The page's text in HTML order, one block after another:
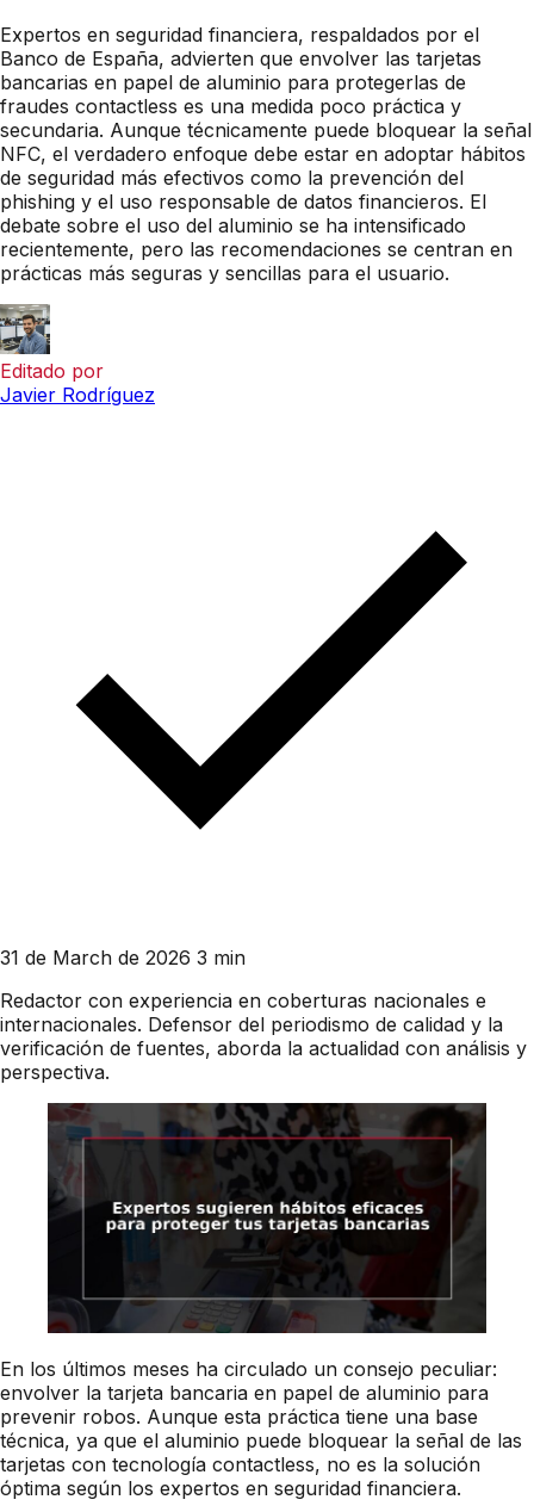
Expertos en seguridad financiera, respaldados por el
Banco de España, advierten que envolver las tarjetas
bancarias en papel de aluminio para protegerlas de
fraudes contactless es una medida poco práctica y
secundaria. Aunque técnicamente puede bloquear la señal
NFC, el verdadero enfoque debe estar en adoptar hábitos
de seguridad más efectivos como la prevención del
phishing y el uso responsable de datos financieros. El
debate sobre el uso del aluminio se ha intensificado
recientemente, pero las recomendaciones se centran en
prácticas más seguras y sencillas para el usuario.
Editado por
Javier Rodríguez
31 de March de 2026 3 min
Redactor con experiencia en coberturas nacionales e
internacionales. Defensor del periodismo de calidad y la
verificación de fuentes, aborda la actualidad con análisis y
perspectiva.
En los últimos meses ha circulado un consejo peculiar:
envolver la tarjeta bancaria en papel de aluminio para
prevenir robos. Aunque esta práctica tiene una base
técnica, ya que el aluminio puede bloquear la señal de las
tarjetas con tecnología contactless, no es la solución
óptima según los expertos en seguridad financiera.